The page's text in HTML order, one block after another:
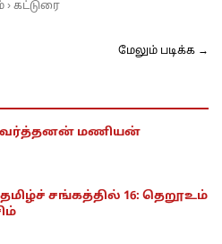
› கட்டுரை
மேலும் படிக்க →
மணியன்
சங்கத்தில் 16: தெறூஉம்